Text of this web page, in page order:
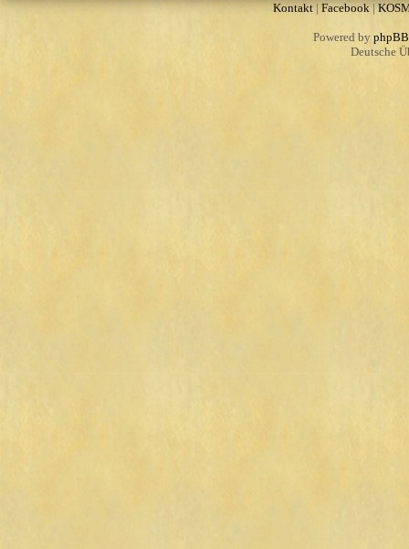
Kontakt| Facebook|
Powered by phpBB
Deutsche